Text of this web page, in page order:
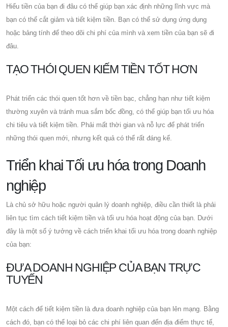
Hiểu tiền của bạn đi đâu có thể giúp bạn xác định những lĩnh vực mà
bạn có thể cắt giảm và tiết kiệm tiền. Bạn có thể sử dụng ứng dụng
hoặc bảng tính để theo dõi chi phí của mình và xem tiền của bạn sẽ đi
đâu.
TẠO THÓI QUEN KIẾM TIỀN TỐT HƠN
Phát triển các thói quen tốt hơn về tiền bạc, chẳng hạn như tiết kiệm
thường xuyên và tránh mua sắm bốc đồng, có thể giúp bạn tối ưu hóa
chi tiêu và tiết kiệm tiền. Phải mất thời gian và nỗ lực để phát triển
những thói quen mới, nhưng kết quả có thể rất đáng kể.
Triển khai Tối ưu hóa trong Doanh
nghiệp
Là chủ sở hữu hoặc người quản lý doanh nghiệp, điều cần thiết là phải
liên tục tìm cách tiết kiệm tiền và tối ưu hóa hoạt động của bạn. Dưới
đây là một số ý tưởng về cách triển khai tối ưu hóa trong doanh nghiệp
của bạn:
ĐƯA DOANH NGHIỆP CỦA BẠN TRỰC
TUYẾN
Một cách để tiết kiệm tiền là đưa doanh nghiệp của bạn lên mạng. Bằng
cách đó, bạn có thể loại bỏ các chi phí liên quan đến địa điểm thực tế,